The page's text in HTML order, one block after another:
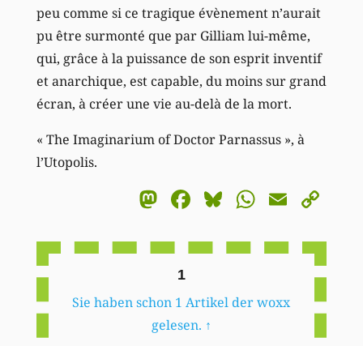
peu comme si ce tragique évènement n’aurait
pu être surmonté que par Gilliam lui-même,
qui, grâce à la puissance de son esprit inventif
et anarchique, est capable, du moins sur grand
écran, à créer une vie au-delà de la mort.
« The Imaginarium of Doctor Parnassus », à
l’Utopolis.
Mastodon
Facebook
BlueskyEmail
1
Sie haben schon 1 Artikel der woxx
gelesen. ↑